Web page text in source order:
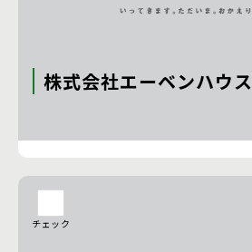
株式会社エーベンハウス
チェック